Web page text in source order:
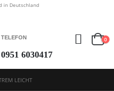
in Deutschland
TELEFON
0951 6030417
0
LEICHT